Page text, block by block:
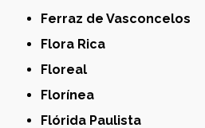
Ferraz de Vasconcelos
Flora Rica
Floreal
Florínea
Flórida Paulista